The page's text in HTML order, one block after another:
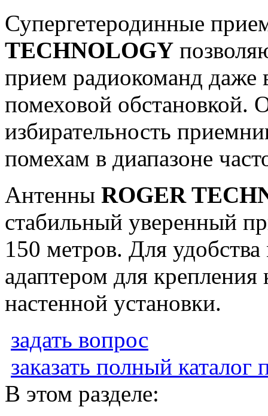
Супергетеродинные
TECHNOLOGY
прием радиокоманд даже
помеховой обстановкой.
избирательность
помехам в диапазоне
Антенны ROGER
стабильный уверенный
150 метров. Для
адаптером для
настенной установки.
задать вопрос
заказать полный каталог
В этом разделе: